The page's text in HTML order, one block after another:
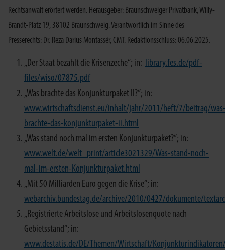
Rechtsanwalt erörtert werden. Herausgeber: Braunschweiger Privatbank, Willy-
Brandt-Platz 19, 38102 Braunschweig. Verantwortlich im Sinne des
Presserechts: Dr. Reza Darius Montassér, CMT. Redaktionsschluss: 06.06.2025.
„Der Staat bezahlt die Krisenzeche“; in: library.fes.de/pdf-
files/wiso/07875.pdf
„Was brachte das Konjunkturpaket II?“; in:
www.wirtschaftsdienst.eu/inhalt/jahr/2011/heft/7/beitrag/
brachte-das-konjunkturpaket-ii.html
„Was stand noch mal im ersten Konjunkturpaket?“; in:
www.welt.de/welt_print/article3021329/Was-stand-noch-
mal-im-ersten-Konjunkturpaket.html
„Mit 50 Milliarden Euro gegen die Krise“; in:
webarchiv.bundestag.de/archive/2010/0427/dokumente/
„Registrierte Arbeitslose und Arbeitslosenquote nach
Gebietsstand“; in:
www.destatis.de/DE/Themen/Wirtschaft/